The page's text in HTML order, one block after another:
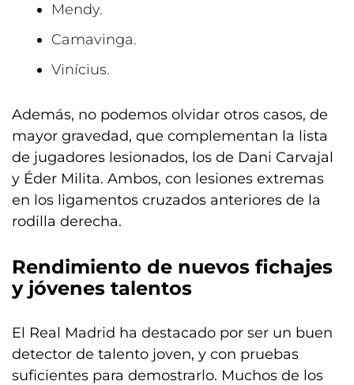
Mendy.
Camavinga.
Vinícius.
Además, no podemos olvidar otros casos, de
mayor gravedad, que complementan la lista
de jugadores lesionados, los de Dani Carvajal
y Éder Milita. Ambos, con lesiones extremas
en los ligamentos cruzados anteriores de la
rodilla derecha.
Rendimiento de nuevos fichajes
y jóvenes talentos
El Real Madrid ha destacado por ser un buen
detector de talento joven, y con pruebas
suficientes para demostrarlo. Muchos de los